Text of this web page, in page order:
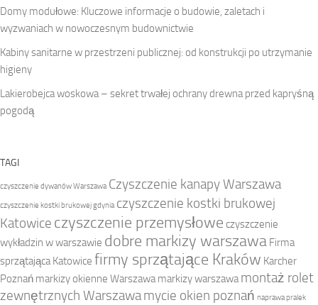
Domy modułowe: Kluczowe informacje o budowie, zaletach i
wyzwaniach w nowoczesnym budownictwie
Kabiny sanitarne w przestrzeni publicznej: od konstrukcji po utrzymanie
higieny
Lakierobejca woskowa – sekret trwałej ochrany drewna przed kapryśną
pogodą
TAGI
czyszczenie dywanów Warszawa Czyszczenie kanapy Warszawa
czyszczenie kostki brukowej gdynia czyszczenie kostki brukowej
Katowice czyszczenie przemysłowe czyszczenie
wykładzin w warszawie dobre markizy warszawa Firma
sprzątająca Katowice firmy sprzątające Kraków Karcher
Poznań markizy okienne Warszawa markizy warszawa montaż rolet
zewnętrznych Warszawamycie okien poznań naprawa pralek